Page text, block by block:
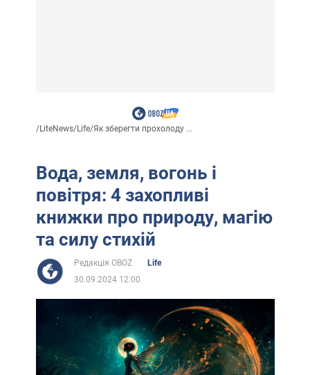
/LiteNews/Life/Як зберегти прохолоду ...
Вода, земля, вогонь і
повітря: 4 захопливі
книжки про природу, магію
та силу стихій
Редакція OBOZ
Life
30.09.2024 12:00